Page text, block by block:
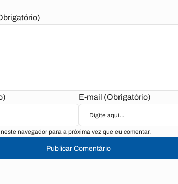
E-mail (Obrigatório)
navegador para a próxima vez que eu comentar.
Publicar Comentário